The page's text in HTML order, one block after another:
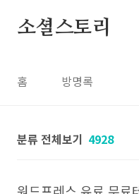
소셜스토리
홈 방명록
분류 전체보기 4928